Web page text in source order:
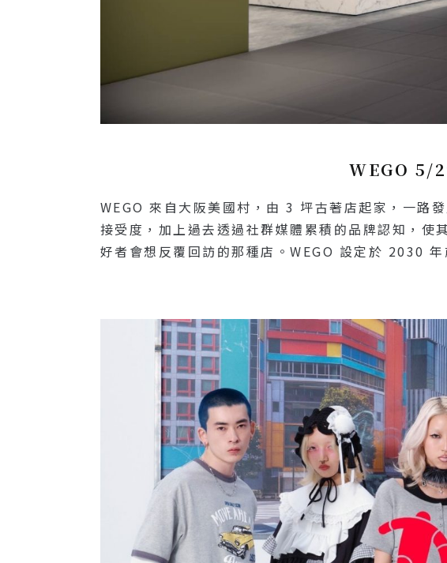
WEGO 5/
WEGO 來自大阪美國村，由 3 坪古著店起家，一路
接受度，加上過去透過社群媒體累積的品牌認知，使
好者會想反覆回訪的那種店。WEGO 設定於 2030